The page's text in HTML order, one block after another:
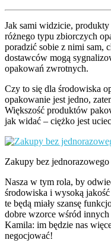
Jak sami widzicie,
różnego typu zbiorczych
poradzić sobie z nimi sam,
dostawców mogą
opakowań zwrotnych.
Czy to się dla środowiska
opakowanie jest jedno,
Większość produktów
jak widać – ciężko jest
Zakupy bez
Nasza w tym rola, by
środowiska i wysoką
te będą miały szansę
dobre wzorce wśród
Kamila: im będzie nas
negocjować!